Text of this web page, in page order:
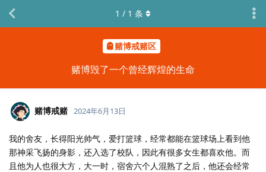
赌博戒赌区
赌博毁了一个曾经辉煌的生命
1 / 1 条
赌博戒赌 2024年6月13日
我的舍友，长得阳光帅气，爱打篮球，经常都能在篮球场上看到他
那神采飞扬的身影，还入选了校队，因此有很多女生都喜欢他。而
且他为人也很大方，大一时，宿舍六个人混熟了之后，他还会经常